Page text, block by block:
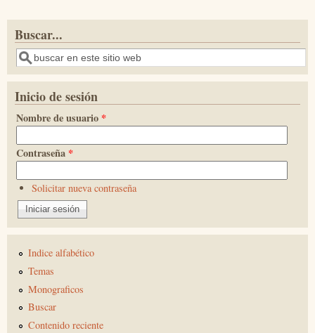
Buscar...
Buscar
Inicio de sesión
Nombre de usuario *
Contraseña *
Solicitar nueva contraseña
Indice alfabético
Temas
Monograficos
Buscar
Contenido reciente